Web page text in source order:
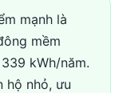
mạnh là
mềm
kWh/năm.
hộ nhỏ, ưu